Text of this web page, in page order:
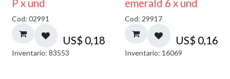
P x und
Cod: 02991
US$ 0,18
Inventario: 83553
emerald 6 x und
Cod: 29917
US$ 0,16
Inventario: 16069